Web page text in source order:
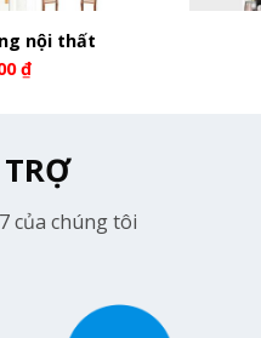
nội thất
₫
của chúng tôi